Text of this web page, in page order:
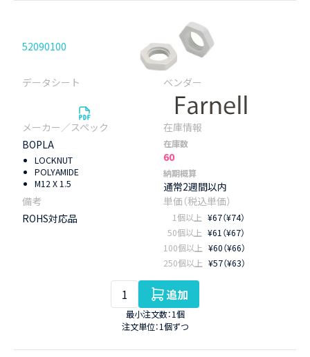
52090100
BOPLA
LOCKNUT
POLYAMIDE
M12 X 1.5
在庫数
60
納期概算
通常2週間以内
ROHS対応品 1個以上 ¥67（¥74）
50個以上 ¥61（¥67）
100個以上 ¥60（¥66）
250個以上 ¥57（¥63）
追加
最小注文数：1個
注文単位：1個ずつ